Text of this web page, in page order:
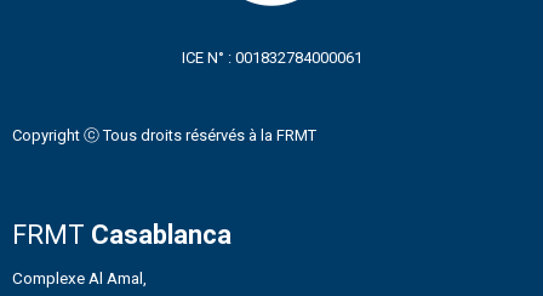
ICE N° : 001832784000061
Copyright ⓒ Tous droits résérvés à la FRMT
FRMT Casablanca
Complexe Al Amal,